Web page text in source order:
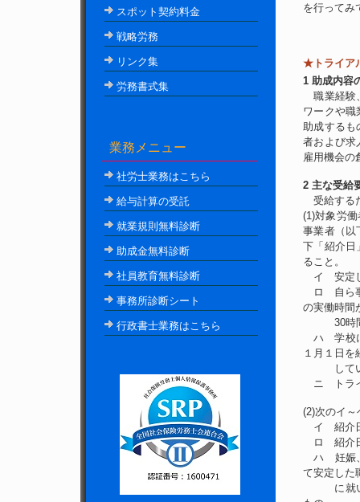
を行ってみ
★トライア
1 助成内容
職業経験
ワークや
助成するも
者および求
雇用機会の
2 主な受給
受給する
(1)対象労
事業者（以
下「紹介
ること。
イ 安定し
ロ 自ら事
の実働時間
30時間
ハ 学校に
１月１日を
している
ニ トライ
(2)次のイ
イ 紹介日
ロ 紹介日
ハ 妊娠、
て安定した
に就いて
スポット契約料金
戦略労務
リンク集
労務書式集
業務メニュー
社労士業務はこちら
給与計算の受託
就業規則無料診断
助成金無料診断
社員教育無料診断
事務所診断シート
行政書士業務はこちら